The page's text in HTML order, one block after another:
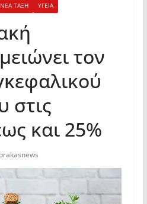
ΝΕΑ ΤΑΞΗ ΥΓΕΙΑ
τον
στις
και 25%